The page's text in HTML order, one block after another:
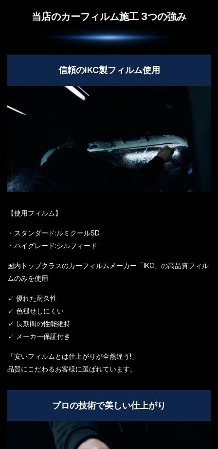
当店のカーフィルム施工 3つの強み
信頼のIKC製フィルム使用
【使用フィルム】
・スタンダード:ルミクールSD
・ハイグレード:シルフィード
国内トップクラスのカーフィルムメーカー「IKC」の高品質フィル
ムのみを使用
✓ 優れた耐久性
✓ 色褪せしにくい
✓ 長期間の性能維持
✓ メーカー保証付き
「安いフィルムとは仕上がりが全然違う!」
品質にこだわるお客様に選ばれています。
プロの技術で美しい仕上がり